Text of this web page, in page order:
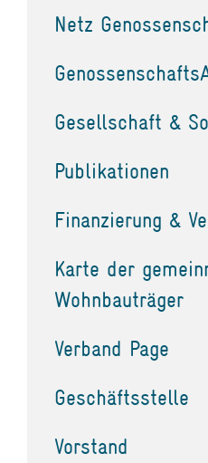
Netz
Gesellschaft &
Publikationen
Finanzierung &
Karte der
Wohnbauträger
Verband Page
Geschäftsstelle
Vorstand